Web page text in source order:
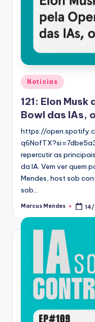
Posted
in
Notícias
121: Elon
Bowl das IAs,
https://
repercutir as
da IA. Vem ver quem
Mendes, host sob
sob…
Posted
Marcus Mendes